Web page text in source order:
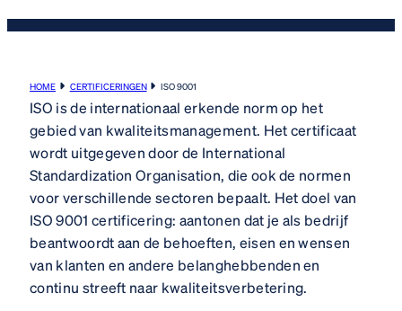
HOME CERTIFICERINGEN ISO 9001
ISO is de internationaal erkende norm op het
gebied van kwaliteitsmanagement. Het certificaat
wordt uitgegeven door de International
Standardization Organisation, die ook de normen
voor verschillende sectoren bepaalt. Het doel van
ISO 9001 certificering: aantonen dat je als bedrijf
beantwoordt aan de behoeften, eisen en wensen
van klanten en andere belanghebbenden en
continu streeft naar kwaliteitsverbetering.